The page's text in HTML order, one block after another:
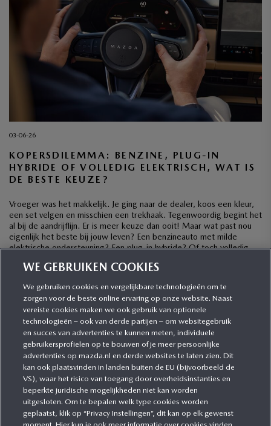
03-06-26
KOPERSDILEMMA: BENZINE, PLUG-IN
HYBRIDE OF VOLLEDIG ELEKTRISCH, WAT IS
DE BESTE KEUZE?
Vroeger was het makkelijk. Je ging naar de dealer, koos een kleur,
een set velgen en misschien een trekhaak. Tegenwoordig begint het
al bij de aandrijflijn. Er is meer keuze dan ooit! Maar wat past nou
eigenlijk het beste bij jouw leven? Een benzineauto met milde
elektrische ondersteuning? Een plug-in hybride? Of toch volledig
CATEGORIEËN
MEER INFORMATIE
MEER ERVAREN
WE GEBRUIKEN COOKIES
We gebruiken cookies en vergelijkbare technologieën om te
zorgen voor de beste online ervaring op onze website. Naast
vereiste cookies maken we ook gebruik van optionele
technologieën – ook van derde partijen – om websitegebruik
en succes van advertenties te kunnen meten, individuele
gebruikersprofielen op te bouwen of je meer persoonlijke
advertenties op mazda.nl en derde websites te laten zien. Dit
kan ook plaatsvinden in landen buiten de EU (bijvoorbeeld de
VS), waar het risico van toegang door overheidsinstanties en
beperkte juridische mogelijkheden niet kan worden
uitgesloten. Om te bepalen welk type cookies worden
geplaatst, klik op “Privacy Instellingen”, dit kan op elk gewenst